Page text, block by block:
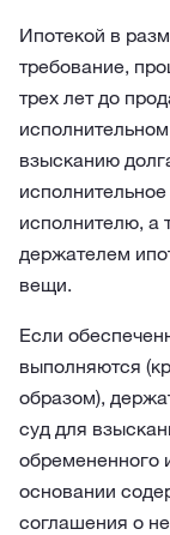
Ипотекой в
требование,
трех лет до
взысканию
исполнителю, а
держателем
вещи.
Если
выполняются
образом),
суд для
обремененного
основании
соглашения о